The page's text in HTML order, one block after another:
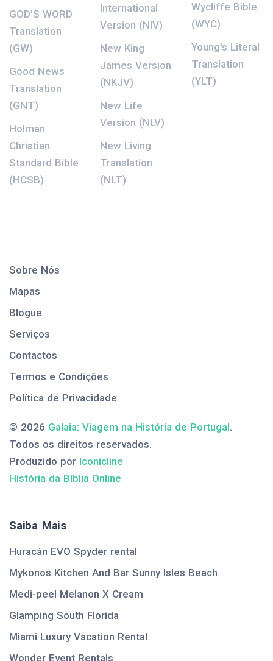
GOD’S WORD
Translation
(GW)
Good News
Translation
(GNT)
Holman
Christian
Standard Bible
(HCSB)
International
Version (NIV)
New King
James Version
(NKJV)
New Life
Version (NLV)
New Living
Translation
(NLT)
Wycliffe Bible
(WYC)
Young's Literal
Translation
(YLT)
Sobre Nós
Mapas
Blogue
Serviços
Contactos
Termos e Condições
Política de Privacidade
© 2026 Galaia: Viagem na História de Portugal.
Todos os direitos reservados.
Produzido por Iconicline
História da Bíblia Online
Saiba Mais
Huracán EVO Spyder rental
Mykonos Kitchen And Bar Sunny Isles Beach
Medi-peel Melanon X Cream
Glamping South Florida
Miami Luxury Vacation Rental
Wonder Event Rentals